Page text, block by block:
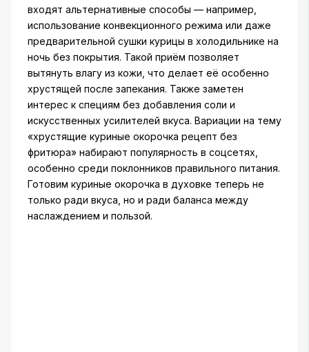
входят альтернативные способы — например,
использование конвекционного режима или даже
предварительной сушки курицы в холодильнике на
ночь без покрытия. Такой приём позволяет
вытянуть влагу из кожи, что делает её особенно
хрустящей после запекания. Также заметен
интерес к специям без добавления соли и
искусственных усилителей вкуса. Вариации на тему
«хрустящие куриные окорочка рецепт без
фритюра» набирают популярность в соцсетях,
особенно среди поклонников правильного питания.
Готовим куриные окорочка в духовке теперь не
только ради вкуса, но и ради баланса между
наслаждением и пользой.